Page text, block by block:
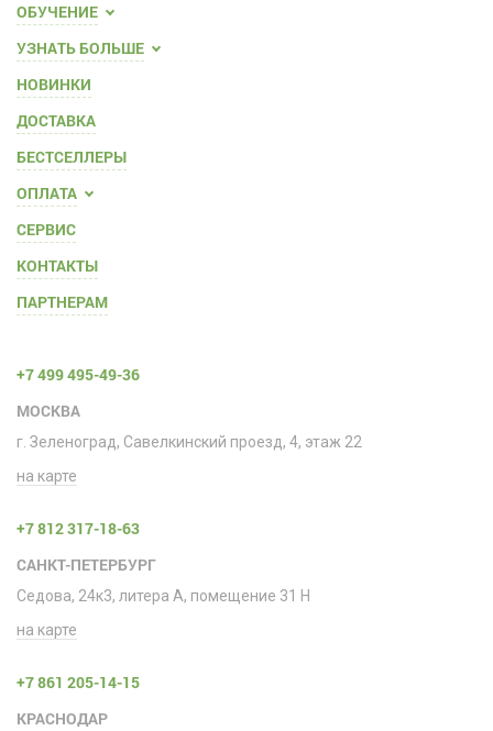
ОБУЧЕНИЕ
УЗНАТЬ БОЛЬШЕ
НОВИНКИ
ДОСТАВКА
БЕСТСЕЛЛЕРЫ
ОПЛАТА
СЕРВИС
КОНТАКТЫ
ПАРТНЕРАМ
+7 499 495-49-36
МОСКВА
г. Зеленоград, Савелкинский проезд, 4, этаж 22
на карте
+7 812 317-18-63
САНКТ-ПЕТЕРБУРГ
Седова, 24к3, литера А, помещение 31 H
на карте
+7 861 205-14-15
КРАСНОДАР